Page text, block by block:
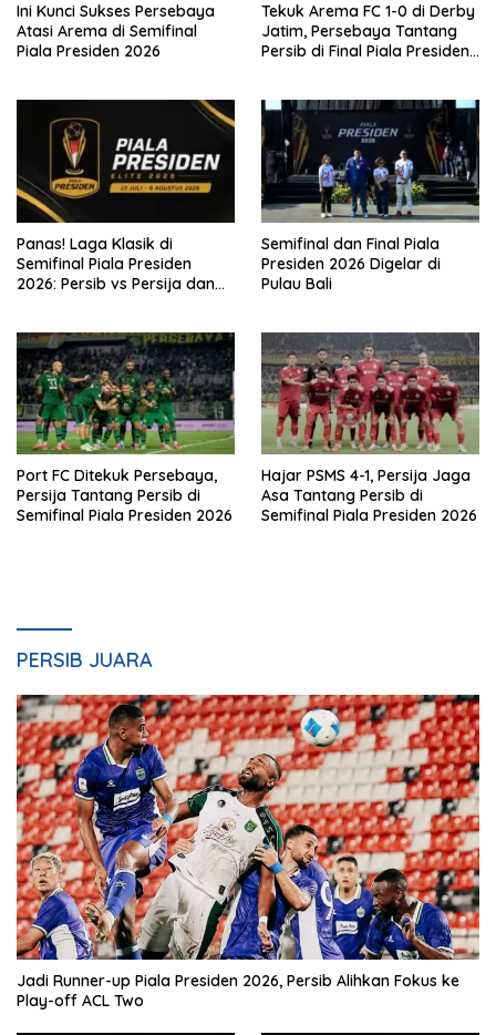
Ini Kunci Sukses Persebaya
Atasi Arema di Semifinal
Piala Presiden 2026
Tekuk Arema FC 1-0 di Derby
Jatim, Persebaya Tantang
Persib di Final Piala Presiden
Panas! Laga Klasik di
Semifinal Piala Presiden
2026: Persib vs Persija dan
Semifinal dan Final Piala
Presiden 2026 Digelar di
Pulau Bali
Port FC Ditekuk Persebaya,
Persija Tantang Persib di
Semifinal Piala Presiden 2026
Hajar PSMS 4-1, Persija Jaga
Asa Tantang Persib di
Semifinal Piala Presiden 2026
PERSIB JUARA
Jadi Runner-up Piala Presiden 2026, Persib Alihkan Fokus ke
Play-off ACL Two